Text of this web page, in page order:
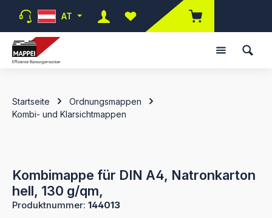
Zum Hauptinhalt springen
AT
Du hast 0 Produkte auf dem
Startseite
Ordnungsmappen
Kombi- und Klarsichtmappen
Kombimappe für DIN A4, Natronkarton
hell, 130 g/qm,
Produktnummer: 144013